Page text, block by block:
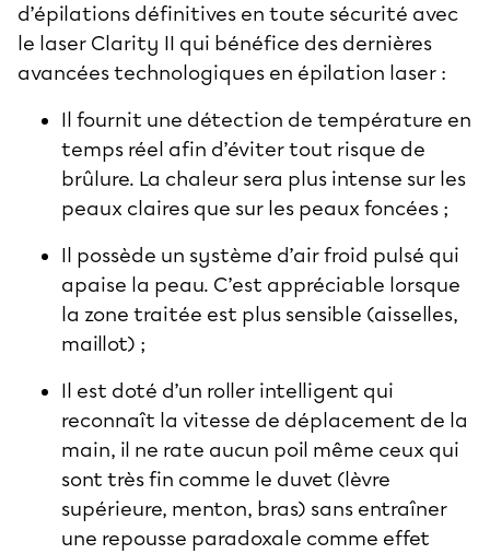
d’épilations définitives en toute sécurité avec
le laser Clarity II qui bénéfice des dernières
avancées technologiques en épilation laser :
Il fournit une détection de température en
temps réel afin d’éviter tout risque de
brûlure. La chaleur sera plus intense sur les
peaux claires que sur les peaux foncées ;
Il possède un système d’air froid pulsé qui
apaise la peau. C’est appréciable lorsque
la zone traitée est plus sensible (aisselles,
maillot) ;
Il est doté d’un roller intelligent qui
reconnaît la vitesse de déplacement de la
main, il ne rate aucun poil même ceux qui
sont très fin comme le duvet (lèvre
supérieure, menton, bras) sans entraîner
une repousse paradoxale comme effet